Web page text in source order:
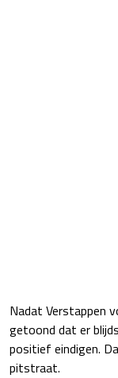
Nadat Verstappen
getoond dat er
positief eindigen.
pitstraat.